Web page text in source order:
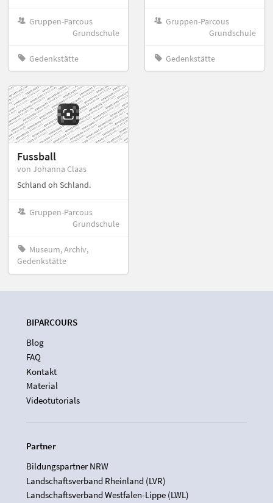
Gruppen-Parcous
Grundschule
Gedenkstätte
Gruppen-Parcous
Grundschule
Gedenkstätte
Fussball
von Johanna Claas
Schland oh Schland.
Gruppen-Parcous
Grundschule
Museum, Archiv,
Gedenkstätte
BIPARCOURS
Blog
FAQ
Kontakt
Material
Videotutorials
Partner
Bildungspartner NRW
Landschaftsverband Rheinland (LVR)
Landschaftsverband Westfalen-Lippe (LWL)